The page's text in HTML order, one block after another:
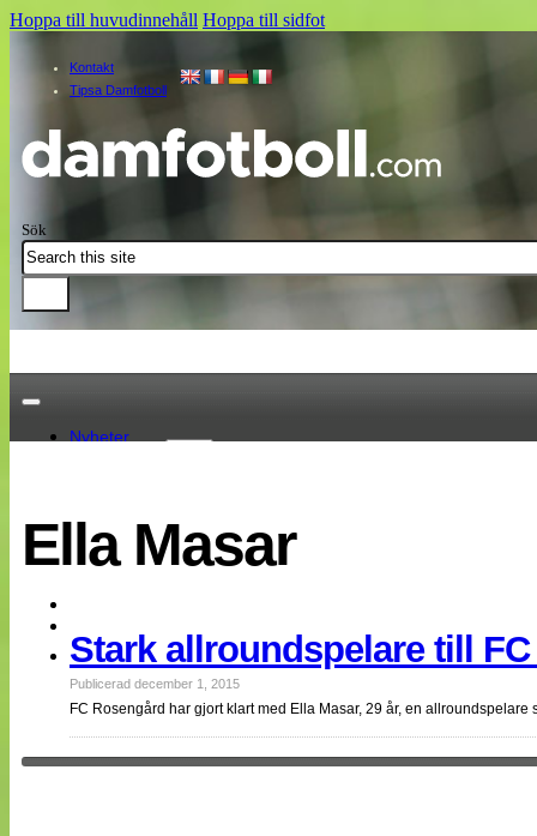
Hoppa till huvudinnehåll Hoppa till sidfot
Kontakt
Tipsa Damfotboll
Sök
Nyheter
Landslaget
EM 2013
Internationellt
Bloggar
Lagen
Webb-TV
Cuper
NÄTverket
Ella Masar
Stark allroundspelare till
Publicerad december 1, 2015
FC Rosengård har gjort klart med Ella Masar, 29 år, en